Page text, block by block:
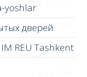
yoshlar
дверей
REU Tashkent